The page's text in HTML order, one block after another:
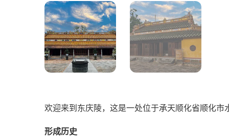
欢迎来到东庆陵，这是一处位于承天顺化省顺化
形成历史